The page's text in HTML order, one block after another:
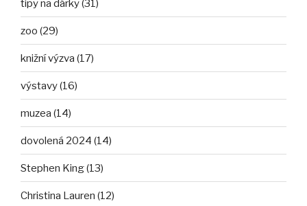
tipy na dárky (31)
zoo (29)
knižní výzva (17)
výstavy (16)
muzea (14)
dovolená 2024 (14)
Stephen King (13)
Christina Lauren (12)